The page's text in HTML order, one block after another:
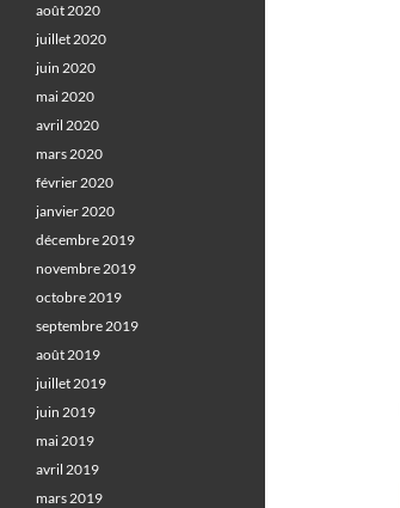
août 2020
juillet 2020
juin 2020
mai 2020
avril 2020
mars 2020
février 2020
janvier 2020
décembre 2019
novembre 2019
octobre 2019
septembre 2019
août 2019
juillet 2019
juin 2019
mai 2019
avril 2019
mars 2019